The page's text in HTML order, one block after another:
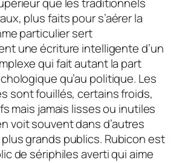
que les traditionnels
plus faits pour s’aérer la
particulier sert
une écriture intelligente d’un
qui fait autant la part
qu’au politique. Les
sont fouillés, certains froids,
mais jamais lisses ou inutiles
voit souvent dans d’autres
grands publics. Rubicon est
de sériphiles averti qui aime